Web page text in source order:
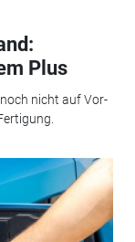
Plus
nicht auf Vor-